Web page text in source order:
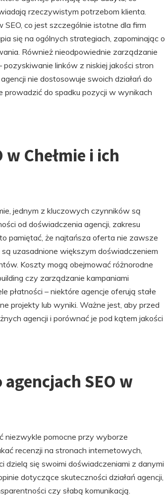
rzeczywistym potrzebom klienta.
co jest szczególnie istotne dla firm
się na ogólnych strategiach, zapominając o
Również nieodpowiednie zarządzanie
linków z niskiej jakości stron
nie dostosowuje swoich działań do
prowadzić do spadku pozycji w wynikach
Chełmie i ich
jednym z kluczowych czynników są
od doświadczenia agencji, zakresu
pamiętać, że najtańsza oferta nie zawsze
uzasadnione większym doświadczeniem
Koszty mogą obejmować różnorodne
czy zarządzanie kampaniami
płatności – niektóre agencje oferują stałe
projekty lub wyniki. Ważne jest, aby przed
agencji i porównać je pod kątem jakości
SEO w
niezwykle pomocne przy wyborze
recenzji na stronach internetowych,
dzielą się swoimi doświadczeniami z danymi
dotyczące skuteczności działań agencji,
czy słabą komunikacją.